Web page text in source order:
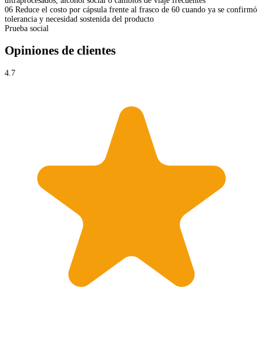
06 Reduce el costo por cápsula frente al frasco de 60 cuando ya se confirmó
tolerancia y necesidad sostenida del producto
Prueba social
Opiniones de clientes
4.7